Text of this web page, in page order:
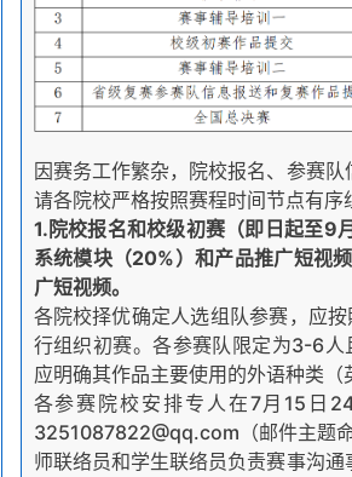
因赛务工作繁杂，院校报名、参赛
请各院校严格按照赛程时间节点有序
1.院校报名和校级初赛（即日起至9
系统模块（20%）和产品推广短视
广短视频。
各院校择优确定人选组队参赛，应
行组织初赛。各参赛队限定为3-6
应明确其作品主要使用的外语种类
各参赛院校安排专人在7月15日
3251087822@qq.com（邮件主题
师联络员和学生联络员负责赛事沟